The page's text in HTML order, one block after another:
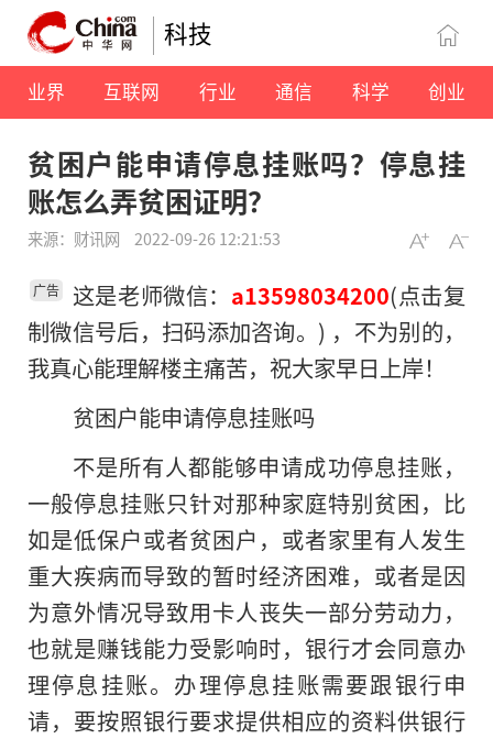
科技
业界 互联网 行业 通信 科学 创业
贫困户能申请停息挂账吗？停息挂
账怎么弄贫困证明？
来源：财讯网 2022-09-26 12:21:53
这是老师微信： a13598034200(点击复
制微信号后，扫码添加咨询。) ，不为别的，
我真心能理解楼主痛苦，祝大家早日上岸！
广告
贫困户能申请停息挂账吗
不是所有人都能够申请成功停息挂账，
一般停息挂账只针对那种家庭特别贫困，比
如是低保户或者贫困户，或者家里有人发生
重大疾病而导致的暂时经济困难，或者是因
为意外情况导致用卡人丧失一部分劳动力，
也就是赚钱能力受影响时，银行才会同意办
理停息挂账。办理停息挂账需要跟银行申
请，要按照银行要求提供相应的资料供银行